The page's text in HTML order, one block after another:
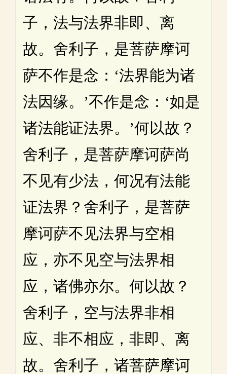
子，法与法界非即、离
故。舍利子，是菩萨摩诃
萨不作是念：‘法界能为诸
法因缘。’不作是念：‘如是
诸法能证法界。’何以故？
舍利子，是菩萨摩诃萨尚
不见有少法，何况有法能
证法界？舍利子，是菩萨
摩诃萨不见法界与空相
应，亦不见空与法界相
应，诸佛亦尔。何以故？
舍利子，空与法界非相
应、非不相应，非即、离
故。舍利子，诸菩萨摩诃